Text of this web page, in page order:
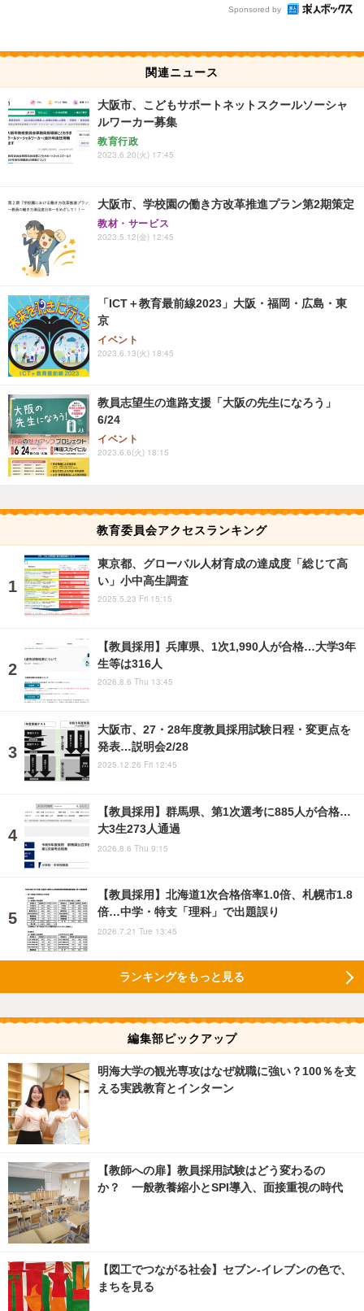
Sponsored by
関連ニュース
大阪市、こどもサポートネットスクールソーシャ
ルワーカー募集
教育行政
2023.6.20(火) 17:45
大阪市、学校園の働き方改革推進プラン第2期策定
教材・サービス
2023.5.12(金) 12:45
「ICT＋教育最前線2023」大阪・福岡・広島・東
京
イベント
2023.6.13(火) 18:45
教員志望生の進路支援「大阪の先生になろう」
6/24
イベント
2023.6.6(火) 18:15
教育委員会アクセスランキング
東京都、グローバル人材育成の達成度「総じて高
い」小中高生調査
2025.5.23 Fri 15:15
【教員採用】兵庫県、1次1,990人が合格…大学3年
生等は316人
2026.8.6 Thu 13:45
大阪市、27・28年度教員採用試験日程・変更点を
発表…説明会2/28
2025.12.26 Fri 12:45
【教員採用】群馬県、第1次選考に885人が合格…
大3生273人通過
2026.8.6 Thu 9:15
【教員採用】北海道1次合格倍率1.0倍、札幌市1.8
倍…中学・特支「理科」で出題誤り
2026.7.21 Tue 13:45
ランキングをもっと見る
編集部ピックアップ
明海大学の観光専攻はなぜ就職に強い？100％を支
える実践教育とインターン
【教師への扉】教員採用試験はどう変わるの
か？ 一般教養縮小とSPI導入、面接重視の時代
【図工でつながる社会】セブン‐イレブンの色で、
まちを見る